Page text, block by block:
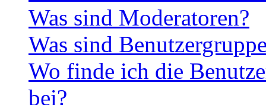
Was sind Moderatoren?
Was sind
Wo finde ich die
bei?